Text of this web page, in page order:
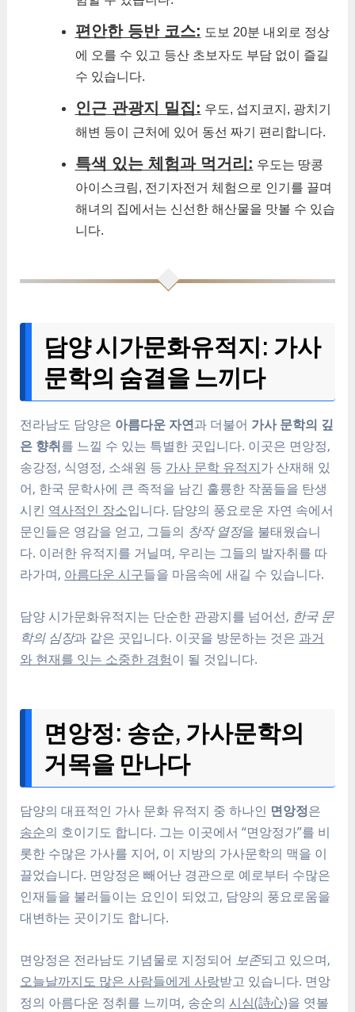
편안한 등반 코스: 도보 20분 내외로 정상
에 오를 수 있고 등산 초보자도 부담 없이 즐길
수 있습니다.
인근 관광지 밀집: 우도, 섭지코지, 광치기
해변 등이 근처에 있어 동선 짜기 편리합니다.
특색 있는 체험과 먹거리: 우도는 땅콩
아이스크림, 전기자전거 체험으로 인기를 끌며
해녀의 집에서는 신선한 해산물을 맛볼 수 있습
니다.
담양 시가문화유적지: 가사
문학의 숨결을 느끼다
전라남도 담양은 아름다운 자연과 더불어 가사 문학의 깊
은 향취를 느낄 수 있는 특별한 곳입니다. 이곳은 면앙정,
송강정, 식영정, 소쇄원 등 가사 문학 유적지가 산재해 있
어, 한국 문학사에 큰 족적을 남긴 훌륭한 작품들을 탄생
시킨 역사적인 장소입니다. 담양의 풍요로운 자연 속에서
문인들은 영감을 얻고, 그들의 창작 열정을 불태웠습니
다. 이러한 유적지를 거닐며, 우리는 그들의 발자취를 따
라가며, 아름다운 시구들을 마음속에 새길 수 있습니다.
담양 시가문화유적지는 단순한 관광지를 넘어선, 한국 문
학의 심장과 같은 곳입니다. 이곳을 방문하는 것은 과거
와 현재를 잇는 소중한 경험이 될 것입니다.
면앙정: 송순, 가사문학의
거목을 만나다
담양의 대표적인 가사 문화 유적지 중 하나인 면앙정은
송순의 호이기도 합니다. 그는 이곳에서 “면앙정가”를 비
롯한 수많은 가사를 지어, 이 지방의 가사문학의 맥을 이
끌었습니다. 면앙정은 빼어난 경관으로 예로부터 수많은
인재들을 불러들이는 요인이 되었고, 담양의 풍요로움을
대변하는 곳이기도 합니다.
면앙정은 전라남도 기념물로 지정되어 보존되고 있으며,
오늘날까지도 많은 사람들에게 사랑받고 있습니다. 면앙
정의 아름다운 정취를 느끼며, 송순의시심(詩心)을 엿볼